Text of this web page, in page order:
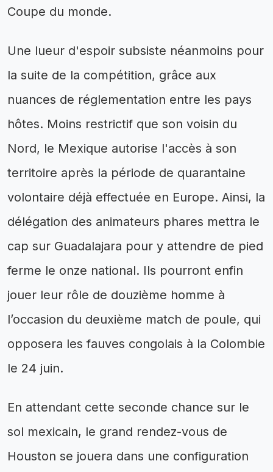
Coupe du monde.
Une lueur d'espoir subsiste néanmoins pour
la suite de la compétition, grâce aux
nuances de réglementation entre les pays
hôtes. Moins restrictif que son voisin du
Nord, le Mexique autorise l'accès à son
territoire après la période de quarantaine
volontaire déjà effectuée en Europe. Ainsi, la
délégation des animateurs phares mettra le
cap sur Guadalajara pour y attendre de pied
ferme le onze national. Ils pourront enfin
jouer leur rôle de douzième homme à
l’occasion du deuxième match de poule, qui
opposera les fauves congolais à la Colombie
le 24 juin.
En attendant cette seconde chance sur le
sol mexicain, le grand rendez-vous de
Houston se jouera dans une configuration